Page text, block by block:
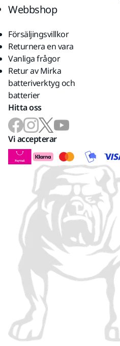
Webbshop
Försäljingsvillkor
Returnera en vara
Vanliga frågor
Retur av Mirka
batteriverktyg och
batterier
Hitta oss
Vi accepterar